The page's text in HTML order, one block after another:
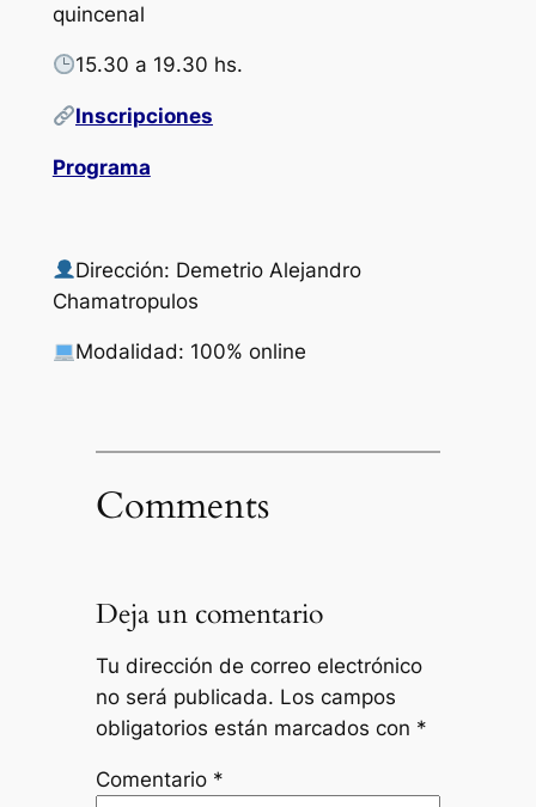
quincenal
15.30 a 19.30 hs.
Inscripciones
Programa
Dirección: Demetrio Alejandro
Chamatropulos
Modalidad: 100% online
Comments
Deja un comentario
Tu dirección de correo electrónico
no será publicada. Los campos
obligatorios están marcados con *
Comentario *